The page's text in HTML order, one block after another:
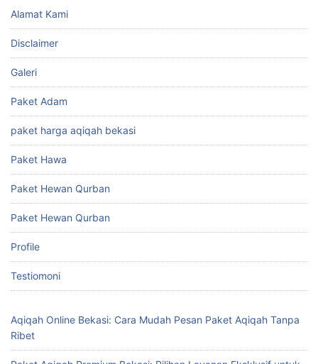
Alamat Kami
Disclaimer
Galeri
Paket Adam
paket harga aqiqah bekasi
Paket Hawa
Paket Hewan Qurban
Paket Hewan Qurban
Profile
Testiomoni
Aqiqah Online Bekasi: Cara Mudah Pesan Paket Aqiqah Tanpa
Ribet